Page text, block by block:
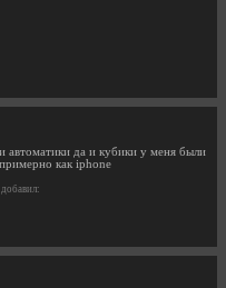
автоматики да и кубики у меня были
как iphone